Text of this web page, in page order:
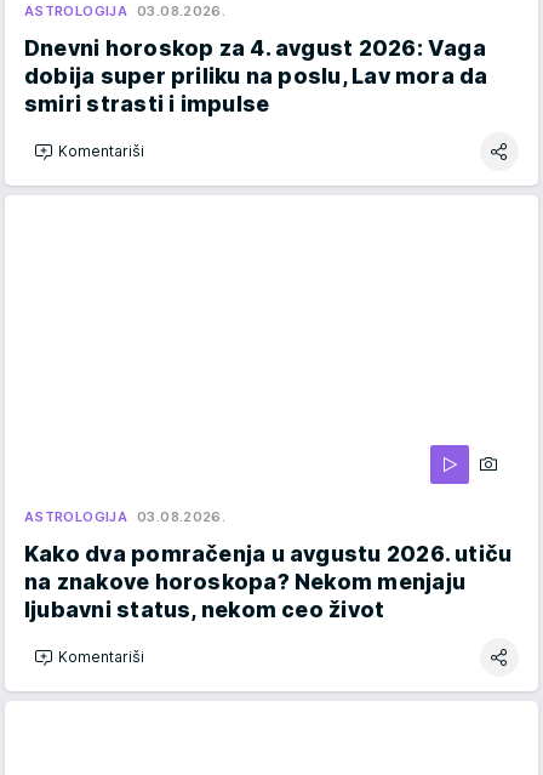
ASTROLOGIJA 03.08.2026.
Dnevni horoskop za 4. avgust 2026: Vaga
dobija super priliku na poslu, Lav mora da
smiri strasti i impulse
Komentariši
ASTROLOGIJA 03.08.2026.
Kako dva pomračenja u avgustu 2026. utiču
na znakove horoskopa? Nekom menjaju
ljubavni status, nekom ceo život
Komentariši